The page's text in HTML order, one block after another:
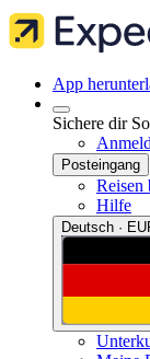
App
Sichere dir
Posteingang
Reisen
Hilfe
Deutsch ·